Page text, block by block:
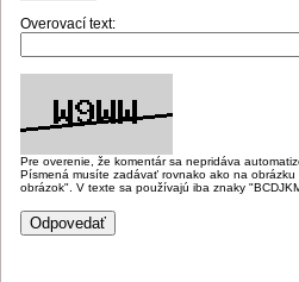
Overovací text:
Pre overenie, že komentár sa nepridáva
Písmená musíte zadávať rovnako ako na
obrázok". V texte sa používajú iba znaky